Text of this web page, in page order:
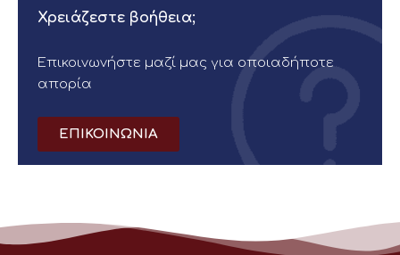
Χρειάζεστε βοήθεια;
Επικοινωνήστε μαζί μας για οποιαδήποτε
απορία
ΕΠΙΚΟΙΝΩΝΙΑ